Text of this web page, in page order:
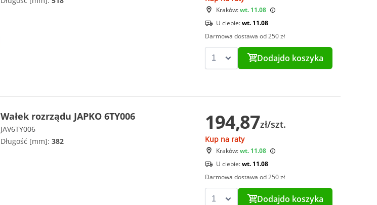
Kraków:wt. 11.08
U ciebie:wt. 11.08
Darmowa dostawa od 250 zł
Dodajdo koszyka
Wałek rozrządu JAPKO 6TY006
JAV6TY006
Długość [mm]: 382
194,87zł/szt.
Kup na raty
Kraków:wt. 11.08
U ciebie:wt. 11.08
Darmowa dostawa od 250 zł
Dodajdo koszyka